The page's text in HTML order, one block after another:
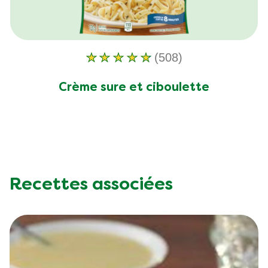
Crème sure et ciboulette
La
note
moyenne
Chives
Side
Dish
est
(508)
Recettes associées